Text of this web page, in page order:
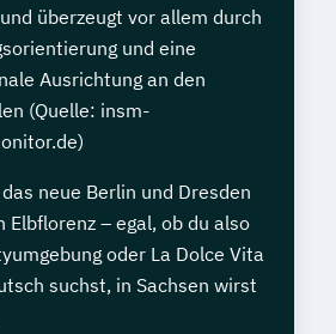
überzeugt vor allem durch
und eine
Ausrichtung an den
(Quelle: insm-
neue Berlin und Dresden
Elbflorenz – egal, ob du also
oder La Dolce Vita
suchst, in Sachsen wirst